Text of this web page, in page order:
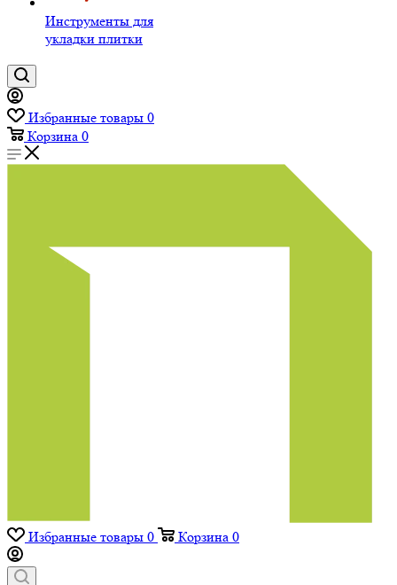
Инструменты для
укладки плитки
Избранные товары 0
Корзина 0
Избранные товары 0 Корзина 0